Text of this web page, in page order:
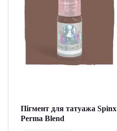
Пігмент для татуажа Spinx
Perma Blend